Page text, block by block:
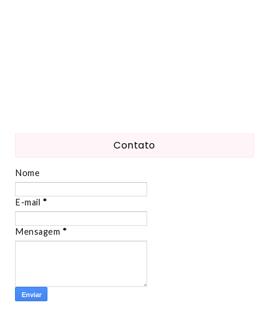
Contato
Nome
E-mail *
Mensagem *